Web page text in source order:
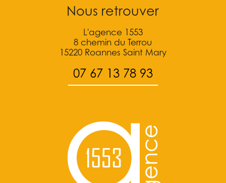
Nous retrouver
L'agence 1553
8 chemin du Terrou
15220 Roannes Saint Mary
07 67 13 78 93